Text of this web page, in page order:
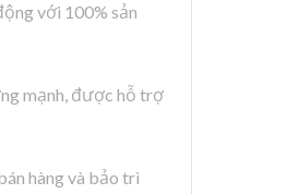
với 100% sản
mạnh, được hỗ trợ
hàng và bảo trì